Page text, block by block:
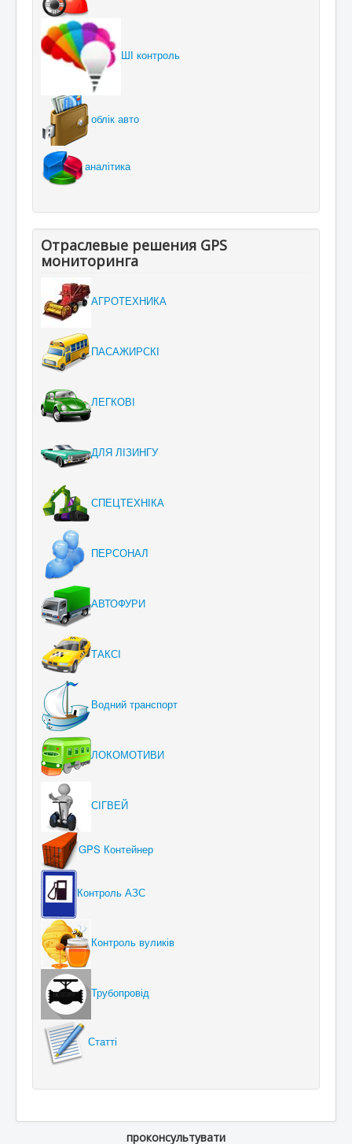
ШІ контроль
облік авто
аналітика
Отраслевые решения GPS
мониторинга
АГРОТЕХНИКА
ПАСАЖИРСКІ
ЛЕГКОВІ
ДЛЯ ЛІЗИНГУ
СПЕЦТЕХНІКА
ПЕРСОНАЛ
АВТОФУРИ
ТАКСІ
Водний транспорт
ЛОКОМОТИВИ
СІГВЕЙ
GPS Контейнер
Контроль АЗС
Контроль вуликів
Трубопровід
Статті
проконсультувати